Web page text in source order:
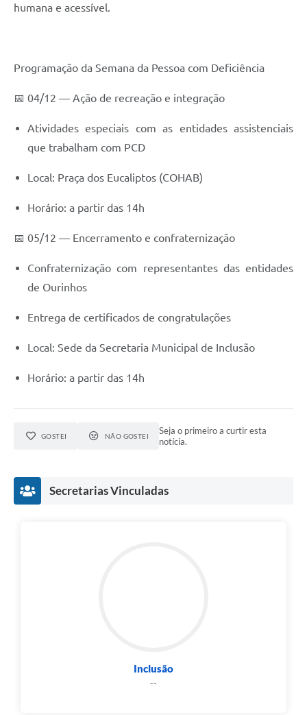
humana e acessível.
Programação da Semana da Pessoa com Deficiência
📅 04/12 — Ação de recreação e integração
Atividades especiais com as entidades assistenciais
que trabalham com PCD
Local: Praça dos Eucaliptos (COHAB)
Horário: a partir das 14h
📅 05/12 — Encerramento e confraternização
Confraternização com representantes das entidades
de Ourinhos
Entrega de certificados de congratulações
Local: Sede da Secretaria Municipal de Inclusão
Horário: a partir das 14h
GOSTEI NÃO GOSTEI
Seja o primeiro a curtir esta
notícia.
Secretarias Vinculadas
Inclusão
--